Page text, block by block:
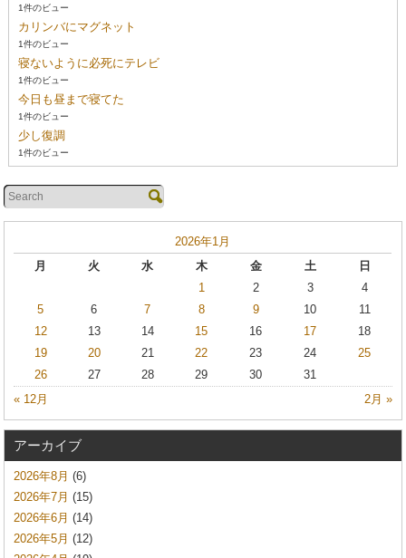
1件のビュー
カリンバにマグネット
1件のビュー
寝ないように必死にテレビ
1件のビュー
今日も昼まで寝てた
1件のビュー
少し復調
1件のビュー
2026年1月
月
火 水 木 金 土
日
1
2 3
4
5
6 7 8 9 10
11
12
13 14 15 16 17
18
19
20 21 22 23 24
25
26
27 28 29 30
31
« 12月
2月 »
アーカイブ
2026年8月 (6)
2026年7月 (15)
2026年6月 (14)
2026年5月 (12)